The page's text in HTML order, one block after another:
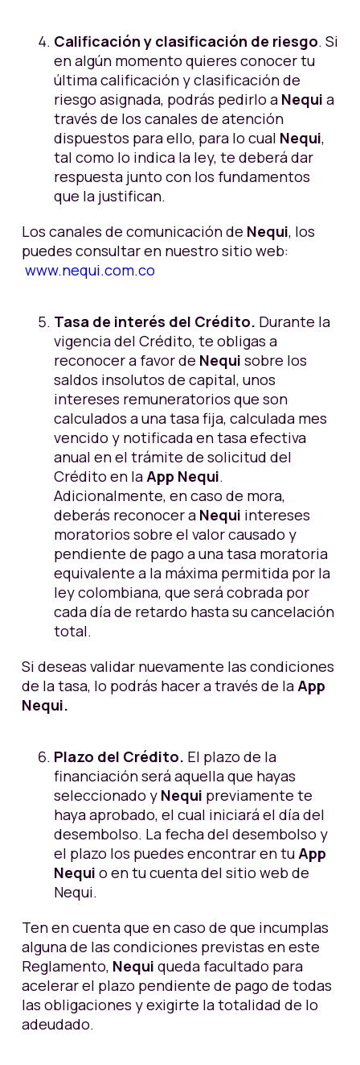
Calificación y clasificación de riesgo. Si
en algún momento quieres conocer tu
última calificación y clasificación de
riesgo asignada, podrás pedirlo a Nequi a
través de los canales de atención
dispuestos para ello, para lo cual Nequi,
tal como lo indica la ley, te deberá dar
respuesta junto con los fundamentos
que la justifican.
Los canales de comunicación de Nequi, los
puedes consultar en nuestro sitio web:
www.nequi.com.co
Tasa de interés del Crédito. Durante la
vigencia del Crédito, te obligas a
reconocer a favor de Nequi sobre los
saldos insolutos de capital, unos
intereses remuneratorios que son
calculados a una tasa fija, calculada mes
vencido y notificada en tasa efectiva
anual en el trámite de solicitud del
Crédito en laApp Nequi.
Adicionalmente, en caso de mora,
deberás reconocer aNequi intereses
moratorios sobre el valor causado y
pendiente de pago auna tasa moratoria
equivalente a la máxima permitida por la
ley colombiana, que será cobrada por
cada día de retardo hasta su cancelación
total.
Si deseas validar nuevamente las condiciones
de la tasa, lo podrás hacer a través de laApp
Nequi.
Plazo del Crédito. El plazo de la
financiación será aquella que hayas
seleccionado y Nequi previamente te
haya aprobado, el cual iniciará el día del
desembolso. La fecha del desembolso y
el plazo los puedes encontrar en tuApp
Nequi o en tu cuenta del sitio web de
Nequi.
Ten en cuenta que en caso de que incumplas
alguna de las condiciones previstas en este
Reglamento, Nequi queda facultado para
acelerar el plazo pendiente de pago de todas
las obligaciones y exigirte la totalidad de lo
adeudado.